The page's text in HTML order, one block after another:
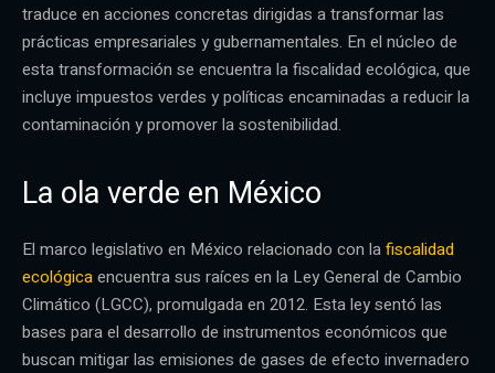
traduce en acciones concretas dirigidas a transformar las
prácticas empresariales y gubernamentales. En el núcleo de
esta transformación se encuentra la fiscalidad ecológica, que
incluye impuestos verdes y políticas encaminadas a reducir la
contaminación y promover la sostenibilidad.
La ola verde en México
El marco legislativo en México relacionado con lafiscalidad
ecológicaencuentra sus raíces en la Ley General de Cambio
Climático (LGCC), promulgada en 2012. Esta ley sentó las
bases para el desarrollo de instrumentos económicos que
buscan mitigar las emisiones de gases de efecto invernadero